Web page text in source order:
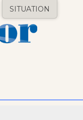
SITUATION